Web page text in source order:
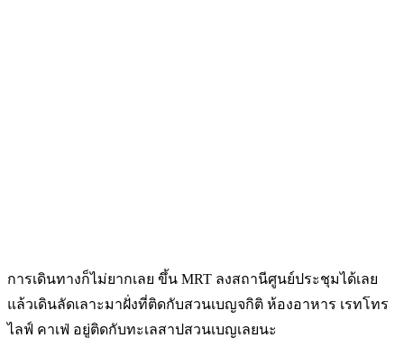
การเดินทางก็ไม่ยากเลย ขึ้น MRT ลงสถานีศูนย์ประชุมได้เลย
แล้วเดินลัดเลาะมาฝั่งที่ติดกับสวนเบญจกิติ ห้องอาหาร เรทโทร
ไลฟ์ คาเฟ่ อยู่ติดกับทะเลสาปสวนเบญเลยนะ